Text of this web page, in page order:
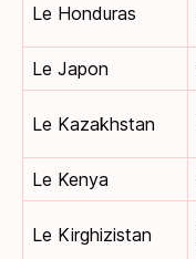
Le Honduras
Le Japon
Le Kazakhstan
Le Kenya
Le Kirghizistan